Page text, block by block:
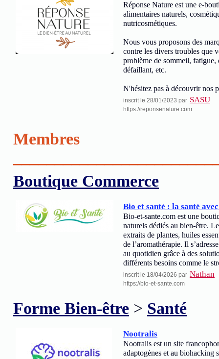
Réponse Nature est une e-
alimentaires naturels,
nutricosmétiques.
Nous vous proposons des
contre les divers troubles que
problème de sommeil,
défaillant, etc.
N'hésitez pas à découvrir nos
inscrit le 28/01/2023 par SASU
https://reponsenature.com
Membres
Boutique Commerce
Bio et santé : la santé
Bio-et-sante.com est une
naturels dédiés au bien-être.
extraits de plantes, huiles
de l’aromathérapie. Il
au quotidien grâce à des
différents besoins comme le
inscrit le 18/04/2026 par Nathan
https://bio-et-sante.com
Forme Bien-être > Santé
Nootralis
Nootralis est un site
adaptogènes et au biohacking